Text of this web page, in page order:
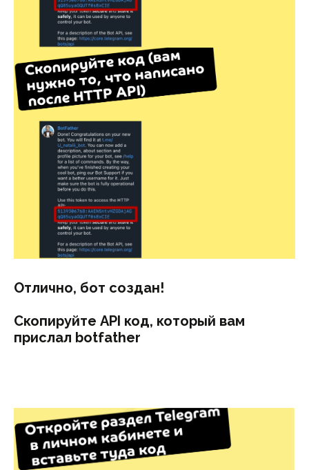
Отлично, бот создан!
Скопируйте API код, который вам
прислал botfather